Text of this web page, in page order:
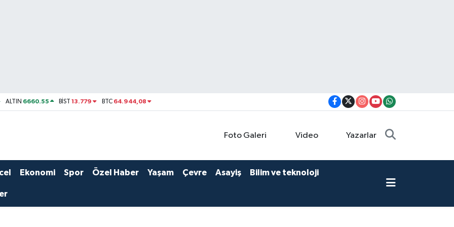
ALTIN 6660.55 BİST13.779 BTC 64.944,08
Foto Galeri Video Yazarlar
Ekonomi Spor Özel Haber Yaşam Çevre Asayiş Bilim ve teknoloji